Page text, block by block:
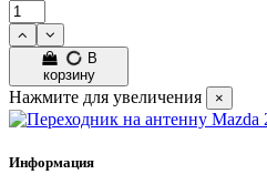
В
корзину
Нажмите для увеличения ×
Информация